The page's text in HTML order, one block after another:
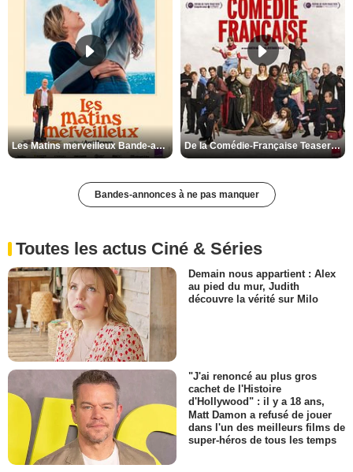
Les Matins merveilleux Bande-annonce VF De la Comédie-Française Teaser VF
Bandes-annonces à ne pas manquer
Toutes les actus Ciné & Séries
Demain nous appartient : Alex
au pied du mur, Judith
découvre la vérité sur Milo
"J'ai renoncé au plus gros
cachet de l'Histoire
d'Hollywood" : il y a 18 ans,
Matt Damon a refusé de jouer
dans l'un des meilleurs films de
super-héros de tous les temps